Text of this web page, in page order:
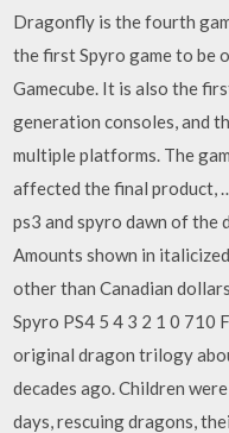
Dragonfly is the fourth
the first Spyro game to be
Gamecube. It is also the
generation consoles, and
multiple platforms. The
affected the final product,
ps3 and spyro dawn of the
Amounts shown in
other than Canadian
Spyro PS4 5 4 3 2 1 0 710
original dragon trilogy
decades ago. Children
days, rescuing dragons,